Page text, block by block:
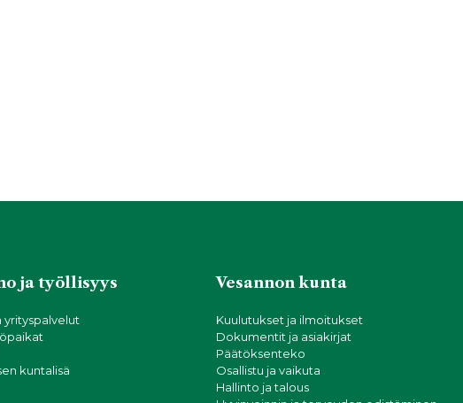
ja työllisyys
yrityspalvelut
kuntalisä
Vesannon kunta
Kuulutukset ja ilmoitukset
Dokumentit ja asiakirjat
Päätöksenteko
Osallistu ja vaikuta
Hallinto ja talous